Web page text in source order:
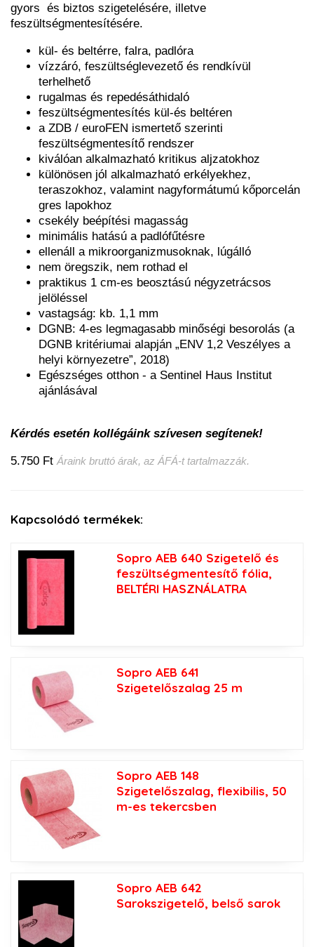
gyors és biztos szigetelésére, illetve
feszültségmentesítésére.
kül- és beltérre, falra, padlóra
vízzáró, feszültséglevezető és rendkívül
terhelhető
rugalmas és repedésáthidaló
feszültségmentesítés kül-és beltéren
a ZDB / euroFEN ismertető szerinti
feszültségmentesítő rendszer
kiválóan alkalmazható kritikus aljzatokhoz
különösen jól alkalmazható erkélyekhez,
teraszokhoz, valamint nagyformátumú kőporcelán
gres lapokhoz
csekély beépítési magasság
minimális hatású a padlófűtésre
ellenáll a mikroorganizmusoknak, lúgálló
nem öregszik, nem rothad el
praktikus 1 cm-es beosztású négyzetrácsos
jelöléssel
vastagság: kb. 1,1 mm
DGNB: 4-es legmagasabb minőségi besorolás (a
DGNB kritériumai alapján „ENV 1,2 Veszélyes a
helyi környezetre”, 2018)
Egészséges otthon - a Sentinel Haus Institut
ajánlásával
Kérdés esetén kollégáink szívesen segítenek!
5.750 Ft Áraink bruttó árak, az ÁFÁ-t tartalmazzák.
Kapcsolódó termékek:
Sopro AEB 640 Szigetelő és
feszültségmentesítő fólia,
BELTÉRI HASZNÁLATRA
Sopro AEB 641
Szigetelőszalag 25 m
Sopro AEB 148
Szigetelőszalag, flexibilis, 50
m-es tekercsben
Sopro AEB 642
Sarokszigetelő, belső sarok